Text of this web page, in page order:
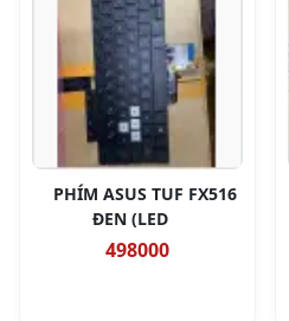
PHÍM ASUS TUF FX516
ĐEN (LED
498000